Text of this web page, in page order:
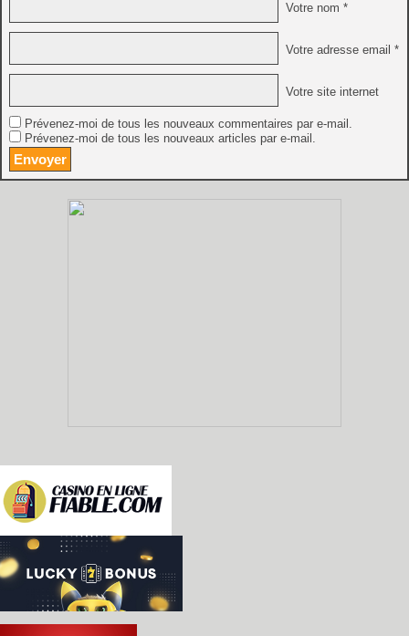
Votre nom *
Votre adresse email *
Votre site internet
Prévenez-moi de tous les nouveaux commentaires par e-mail.
Prévenez-moi de tous les nouveaux articles par e-mail.